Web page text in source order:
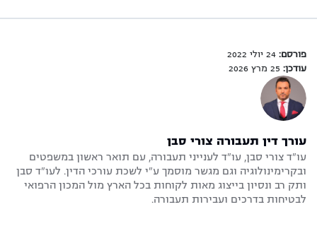
פורסם:
עודכן:
עורך דין תעבורה צורי סבן
עו"ד צורי סבן, עו"ד לענייני תעבורה, עם תואר ראשון במשפטים
ובקרימינולוגיה וגם מגשר מוסמך ע"י לשכת עורכי הדין. לעו"ד סבן
ותק רב ונסיון בייצוג מאות לקוחות בכל הארץ מול המכון הרפואי
לבטיחות בדרכים ועבירות תעבורה.